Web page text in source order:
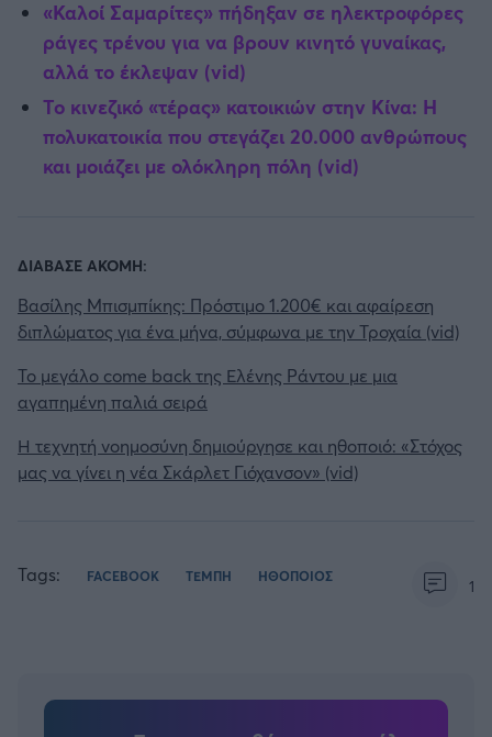
«Καλοί Σαμαρίτες» πήδηξαν σε ηλεκτροφόρες
ράγες τρένου για να βρουν κινητό γυναίκας,
αλλά το έκλεψαν (vid)
Το κινεζικό «τέρας» κατοικιών στην Κίνα: Η
πολυκατοικία που στεγάζει 20.000 ανθρώπους
και μοιάζει με ολόκληρη πόλη (vid)
ΔΙΑΒΑΣΕ ΑΚΟΜΗ:
Βασίλης Μπισμπίκης: Πρόστιμο 1.200€ και αφαίρεση
διπλώματος για ένα μήνα, σύμφωνα με την Τροχαία (vid)
Το μεγάλο come back της Ελένης Ράντου με μια
αγαπημένη παλιά σειρά
Η τεχνητή νοημοσύνη δημιούργησε και ηθοποιό: «Στόχος
μας να γίνει η νέα Σκάρλετ Γιόχανσον» (vid)
Tags: FACEBOOK ΤΕΜΠΗ ΗΘΟΠΟΙΟΣ 1